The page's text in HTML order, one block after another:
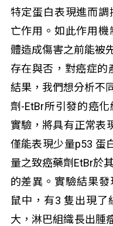
特定蛋白表現進而調
亡作用。如此作用
體造成傷害之前能被
存在與否，對癌症的
結果，我們想分析不
劑-EtBr所引發的癌
實驗，將具有正常表
僅能表現少量p53 蛋
量之致癌藥劑EtBr於
的差異。實驗結果發
鼠中，有3 隻出現了
大，淋巴組織長出腫